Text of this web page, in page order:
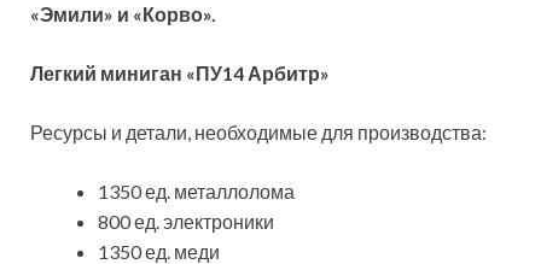
«Эмили» и «Корво».
Легкий миниган «ПУ14 Арбитр»
Ресурсы и детали, необходимые для производства:
1350 ед. металлолома
800 ед. электроники
1350 ед. меди